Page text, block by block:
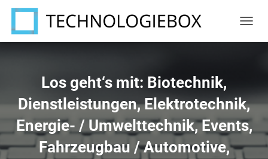
Los geht‘s mit: Biotechnik,
Dienstleistungen, Elektrotechnik,
Energie- / Umwelttechnik, Events,
Fahrzeugbau / Automotive,